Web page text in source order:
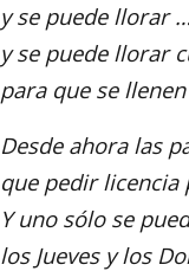
y se puede llorar
y se puede llorar
para que se
Desde ahora las
que pedir licencia
Y uno sólo se
los Jueves y los